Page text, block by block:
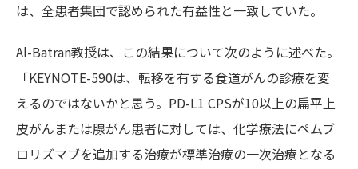
は、全患者集団で認められた有益性と一致していた。
Al-Batran教授は、この結果について次のように述べた。
「KEYNOTE-590は、転移を有する食道がんの診療を変
えるのではないかと思う。PD-L1 CPSが10以上の扁平上
皮がんまたは腺がん患者に対しては、化学療法にペムブ
ロリズマブを追加する治療が標準治療の一次治療となる